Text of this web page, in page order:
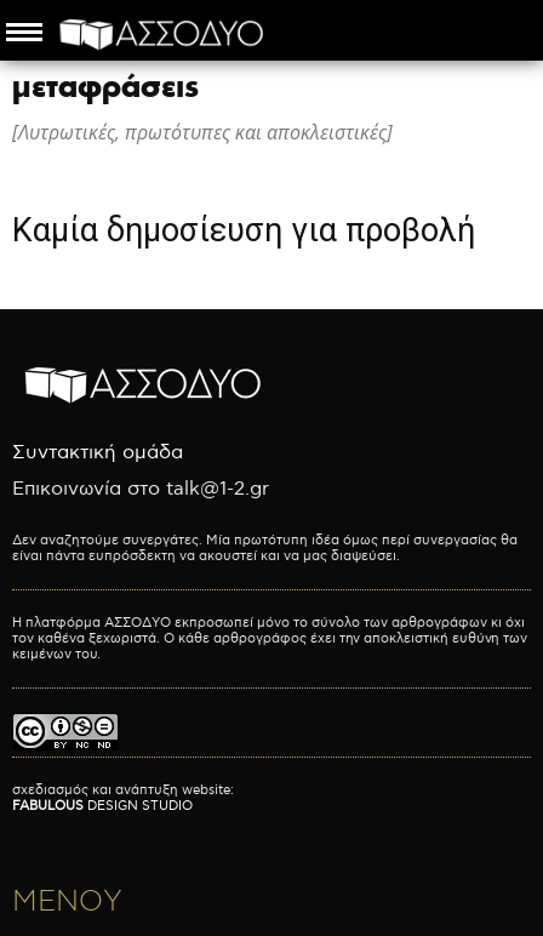
μεταφράσεις
[Λυτρωτικές, πρωτότυπες και αποκλειστικές]
Καμία δημοσίευση για προβολή
Συντακτική ομάδα
Επικοινωνία στο talk@1-2.gr
Δεν αναζητούμε συνεργάτες. Μία πρωτότυπη ιδέα όμως περί συνεργασίας θα
είναι πάντα ευπρόσδεκτη να ακουστεί και να μας διαψεύσει.
Η πλατφόρμα ΑΣΣΟΔΥΟ εκπροσωπεί μόνο το σύνολο των αρθρογράφων κι όχι
τον καθένα ξεχωριστά. Ο κάθε αρθρογράφος έχει την αποκλειστική ευθύνη των
κειμένων του.
σχεδιασμός και ανάπτυξη website:
FABULOUS DESIGN STUDIO
ΜΕΝΟΥ